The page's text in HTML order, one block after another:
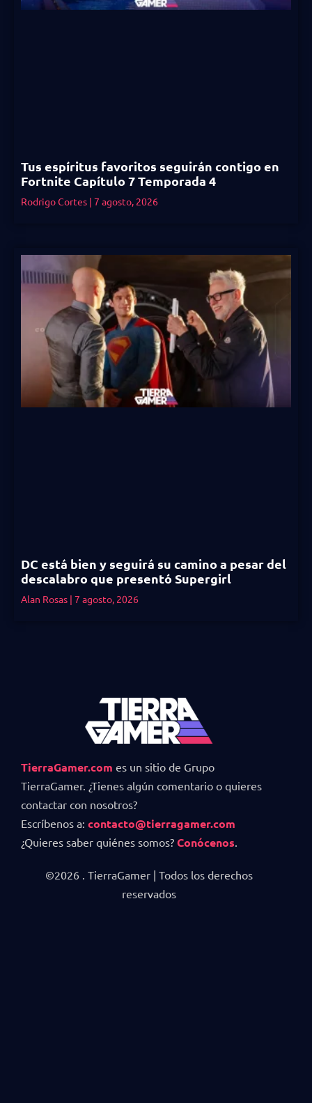
Tus espíritus favoritos seguirán contigo en
Fortnite Capítulo 7 Temporada 4
Rodrigo Cortes 7 agosto, 2026
DC está bien y seguirá su camino a pesar del
descalabro que presentó Supergirl
Alan Rosas 7 agosto, 2026
TierraGamer.com es un sitio de Grupo
TierraGamer. ¿Tienes algún comentario o quieres
contactar con nosotros?
Escríbenos a: contacto@tierragamer.com
¿Quieres saber quiénes somos? Conócenos.
©2026 . TierraGamer | Todos los derechos
reservados